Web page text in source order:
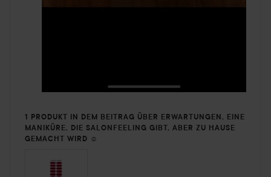
1 PRODUKT IN DEM BEITRAG ÜBER ERWARTUNGEN, EINE
MANIKÜRE, DIE SALONFEELING GIBT, ABER ZU HAUSE
GEMACHT WIRD ☺️